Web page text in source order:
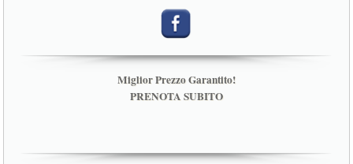
Miglior Prezzo Garantito!
PRENOTA SUBITO